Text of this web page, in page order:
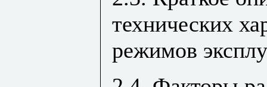
технических
режимов